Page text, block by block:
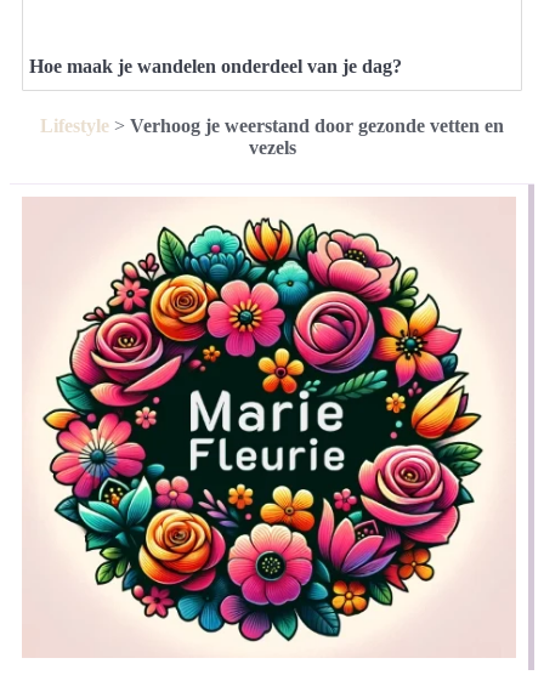
Hoe maak je wandelen onderdeel van je dag?
Lifestyle > Verhoog je weerstand door gezonde vetten en
vezels